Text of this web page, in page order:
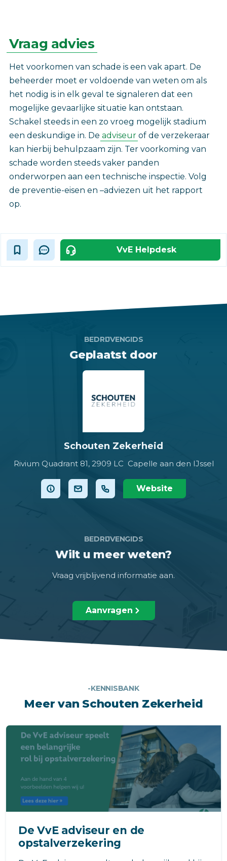
Vraag advies
Het voorkomen van schade is een vak apart. De
beheerder moet er voldoende van weten om als
het nodig is in elk geval te signaleren dat een
mogelijke gevaarlijke situatie kan ontstaan.
Schakel steeds in een zo vroeg mogelijk stadium
een deskundige in. De adviseur of de verzekeraar
kan hierbij behulpzaam zijn. Ter voorkoming van
schade worden steeds vaker panden
onderworpen aan een technische inspectie. Volg
de preventie-eisen en –adviezen uit het rapport
op.
VvE Helpdesk
BEDRIJVENGIDS
Geplaatst door
Schouten Zekerheid
Rivium Quadrant 81, 2909 LC Capelle aan den IJssel
Website
BEDRIJVENGIDS
Wilt u meer weten?
Vraag vrijblijvend informatie aan.
Aanvragen
-KENNISBANK
Meer van Schouten Zekerheid
De VvE adviseur en de
opstalverzekering